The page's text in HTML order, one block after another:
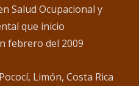
Salud Ocupacional y
que inicio
febrero del 2009
Limón, Costa Rica